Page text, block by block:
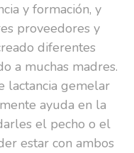
y formación, y
proveedores y
diferentes
a muchas madres.
lactancia gemelar
ayuda en la
el pecho o el
estar con ambos